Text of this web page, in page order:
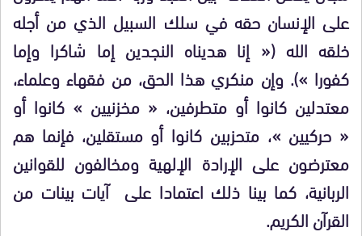
على الإنسان حقه في سلك السبيل الذي من أجله
خلقه الله (« إنا هديناه النجدين إما شاكرا وإما
كفورا »). وإن منكري هذا الحق، من فقهاء وعلماء،
معتدلين كانوا أو متطرفين، « مخزنيين » كانوا أو
« حركيين »، متحزبين كانوا أو مستقلين، فإنما هم
معترضون على الإرادة الإلهية ومخالفون للقوانين
الربانية، كما بينا ذلك اعتمادا على آيات بينات من
القرآن الكريم.